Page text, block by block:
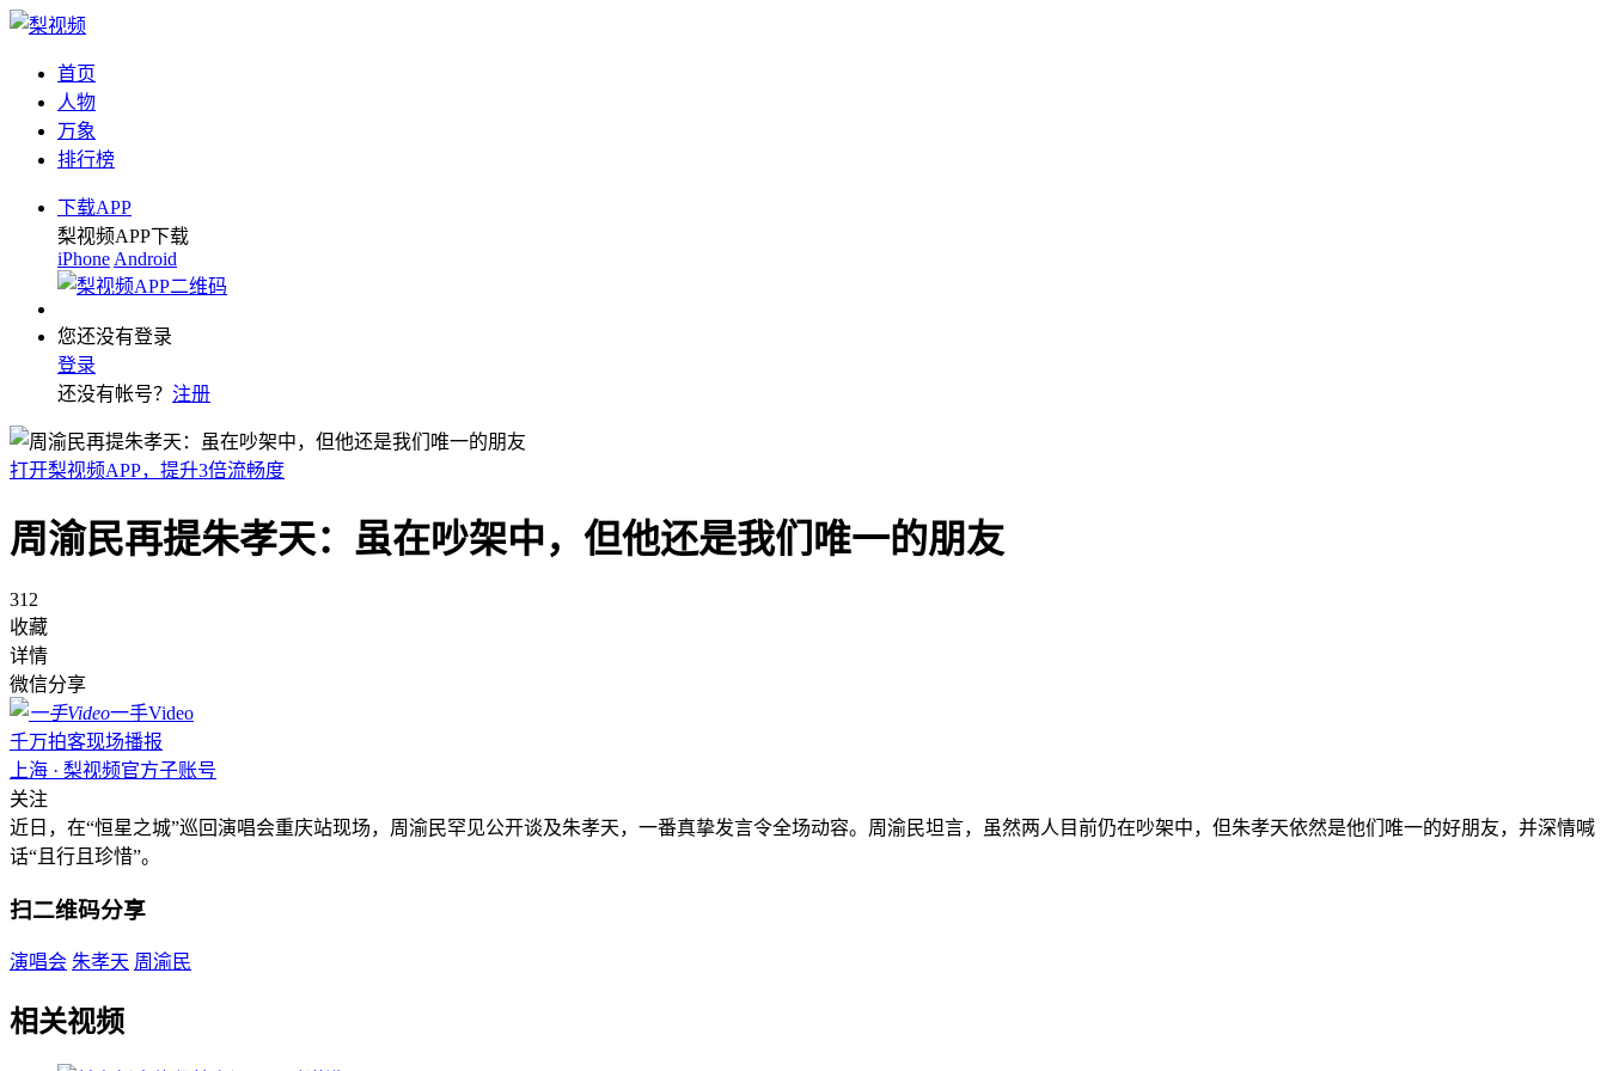
首页
人物
万象
排行榜
下载APP
梨视频APP下载
iPhone Android
您还没有登录
登录
还没有帐号？ 注册
打开梨视频APP，提升3倍流畅度
周渝民再提朱孝天：虽在吵架中，但他还是我们唯一的朋友
312
收藏
详情
微信分享
一手Video
千万拍客现场播报
上海 · 梨视频官方子账号
关注
近日，在“恒星之城”巡回演唱会重庆站现场，周渝民罕见公开谈及朱孝天，一番真挚发言令全场动容。周渝民坦言，虽然两人目前仍在吵架中，但朱孝天依然是他们唯一的好朋友，并深情喊
话“且行且珍惜”。
扫二维码分享
演唱会 朱孝天 周渝民
相关视频